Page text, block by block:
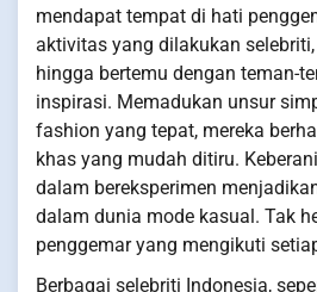
mendapat tempat di hati
aktivitas yang dilakukan
hingga bertemu dengan teman-
inspirasi. Memadukan unsur
fashion yang tepat, mereka
khas yang mudah ditiru.
dalam bereksperimen
dalam dunia mode kasual. Tak
penggemar yang mengikuti
Berbagai selebriti Indonesia,